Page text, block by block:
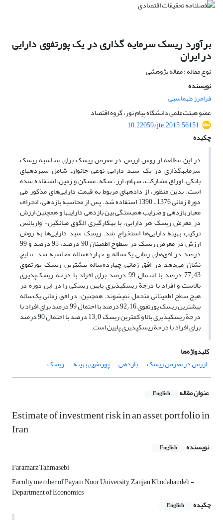
برآورد ریسک سرمایه گذاری در یک پورتفوی دارایی
در ایران
نوع مقاله : مقاله پژوهشی
نویسنده
فرامرز طهماسبی
عضو هیئت‌علمی دانشگاه پیام نور، گروه اقتصاد
10.22059/jte.2015.56151
چکیده
در این مطالعه از روش ارزش در معرض ریسک برای محاسبة ریسک
سرمایه‏گذاری در یک سبد دارایی نوعی خانوار‌ـ شامل سپرده‏های
بانکی، اوراق مشارکت، سهام، ارز، سکه، مسکن و زمین‌ـ استفاده شده
است. بدین منظور، از داده‏های مربوط به قیمت دارایی‌‌‌های مذکور طی
دورة زمانی 1376 ـ 1390 استفاده شد. پس از محاسبة بازدهی، انحراف
معیار بازدهی و ضرایب همبستگی بین بازدهی دارایی‏ها و همچنین ارزش
در معرض ریسک هر دارایی، با به‏کارگیری الگوی میانگین- واریانس
ترکیب بهینة دارایی‌‌‌ها استخراج شد. ریسک سبد دارایی‌‌‌ها به روش
ارزش در معرض ریسک در سطوح اطمینان 90 درصد، 95 درصد و 99
درصد در افق‌های زمانی یک‌ساله و چهارده‌ساله محاسبه شد. نتایج
نشان می‌دهد در افق زمانی چهارده‌ساله بیشترین ریسک پورتفوی
77/ 43 درصد با احتمال 99 درصد برای افراد با درجة ریسک‌پذیری
بالاست و افراد با درجة ریسک‏پذیری پایین ریسکی را در این دوره در
هیچ سطح اطمینانی متحمل نمی‏شوند. همچنین، در افق زمانی یک‌ساله
بیشترین ریسک پورتفوی 92 / 16 درصد با احتمال 99 درصد برای افراد با
درجة ریسک‏پذیری بالا و کمترین ریسک 13 / 0 درصد با احتمال 90 درصد
برای افراد با درجة ریسک‏پذیری پایین است.
کلیدواژه‌ها
ارزش در معرض ریسک
بازدهی پورتفوی بهینه ریسک
عنوان مقاله English
Estimate of investment risk in an asset portfolio in
Iran
نویسنده English
Faramarz Tahmasebi
Faculty member of Payam Noor University, Zanjan Khodabandeh -
Department of Economics
چکیده
English